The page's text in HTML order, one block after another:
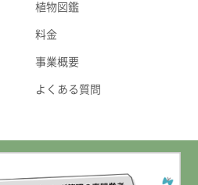
植物図鑑
料金
事業概要
よくある質問